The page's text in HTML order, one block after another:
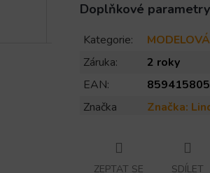
Doplňkové parametry
Kategorie:
Záruka:
2 roky
EAN:
Značka
Značka:
ZEPTAT SE SDÍLET